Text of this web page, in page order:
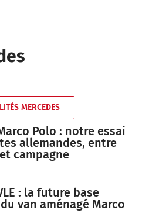
MERCEDES
Polo : notre essai
allemandes, entre
campagne
: la future base
van aménagé Marco